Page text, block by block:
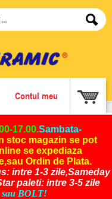
Contul meu
17.00.Sambata-
stoc magazin se pot
se expediaza
Ordin de Plata.
intre 1-3 zile,Sameday
paleti: intre 3-5 zile
sau BOLT!